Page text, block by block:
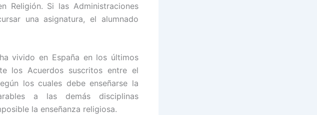
Religión. Si las Administraciones
una asignatura, el alumnado
vivido en España en los últimos
los Acuerdos suscritos entre el
los cuales debe enseñarse la
a las demás disciplinas
la enseñanza religiosa.